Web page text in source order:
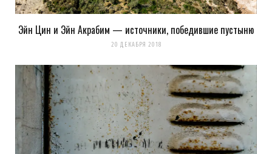
Эйн Цин и Эйн Акрабим — источники, победившие пустыню
20 ДЕКАБРЯ 2018